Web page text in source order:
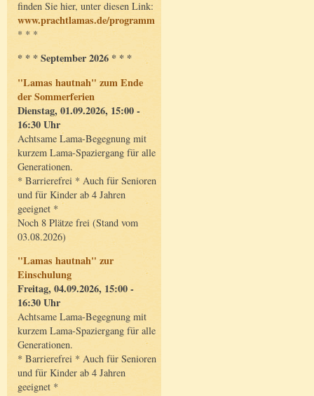
finden Sie hier, unter diesen Link:
www.prachtlamas.de/programm
* * *
* * * September 2026 * * *
"Lamas hautnah" zum Ende
der Sommerferien
Dienstag, 01.09.2026, 15:00 -
16:30 Uhr
Achtsame Lama-Begegnung mit
kurzem Lama-Spaziergang für alle
Generationen.
* Barrierefrei * Auch für Senioren
und für Kinder ab 4 Jahren
geeignet *
Noch 8 Plätze frei (Stand vom
03.08.2026)
"Lamas hautnah" zur
Einschulung
Freitag, 04.09.2026, 15:00 -
16:30 Uhr
Achtsame Lama-Begegnung mit
kurzem Lama-Spaziergang für alle
Generationen.
* Barrierefrei * Auch für Senioren
und für Kinder ab 4 Jahren
geeignet *